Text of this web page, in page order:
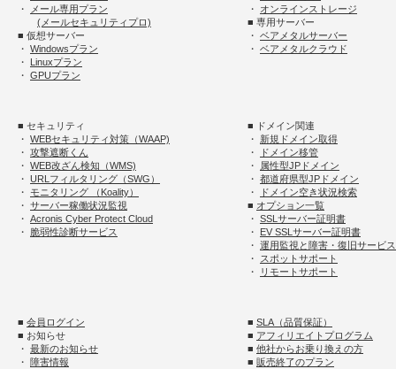
・
メール専用プラン ・ オンラインストレージ
(メールセキュリティプロ)
■ 専用サーバー
■ 仮想サーバー
・ ベアメタルサーバー
・ Windowsプラン ・ ベアメタルクラウド
・ Linuxプラン
・ GPUプラン
■ セキュリティ
■ ドメイン関連
・ WEBセキュリティ対策（WAAP) ・ 新規ドメイン取得
・ 攻撃遮断くん ・
ドメイン移管
・ WEB改ざん検知（WMS) ・
属性型JPドメイン
・ URLフィルタリング（SWG） ・ 都道府県型JPドメイン
・ モニタリング （Koality） ・
ドメイン空き状況検索
・ サーバー稼働状況監視 ■ オプション一覧
・ Acronis Cyber Protect Cloud ・ SSLサーバー証明書
・ 脆弱性診断サービス ・ EV SSLサーバー証明書
・ 運用監視と障害・復旧サービス
・ スポットサポート
・
リモートサポート
■ 会員ログイン ■ SLA（品質保証）
■ お知らせ
■ アフィリエイトプログラム
・ 最新のお知らせ ■ 他社からお乗り換えの方
・ 障害情報 ■ 販売終了のプラン